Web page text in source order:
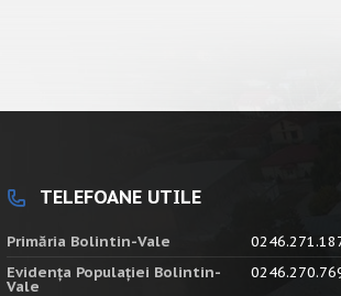
TELEFOANE UTILE
Primăria Bolintin-Vale
Evidența Populației Bolintin-
Vale